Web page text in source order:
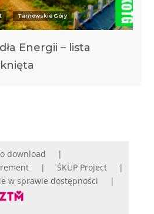
Tarnowskie Góry
Energii – lista
download
ŚKUP Project
w sprawie dostępności